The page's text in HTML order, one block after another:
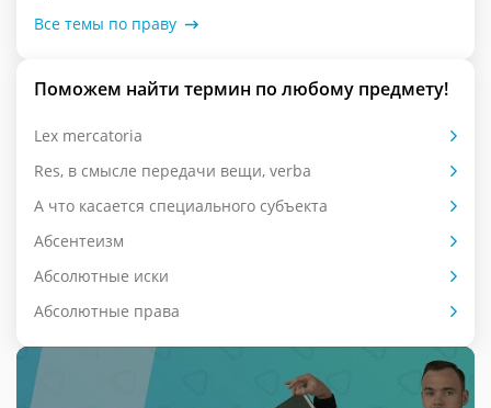
Все темы по праву
Поможем найти термин по любому предмету!
Lex mercatoria
Res, в смысле передачи вещи, verba
А что касается специального субъекта
Абсентеизм
Абсолютные иски
Абсолютные права